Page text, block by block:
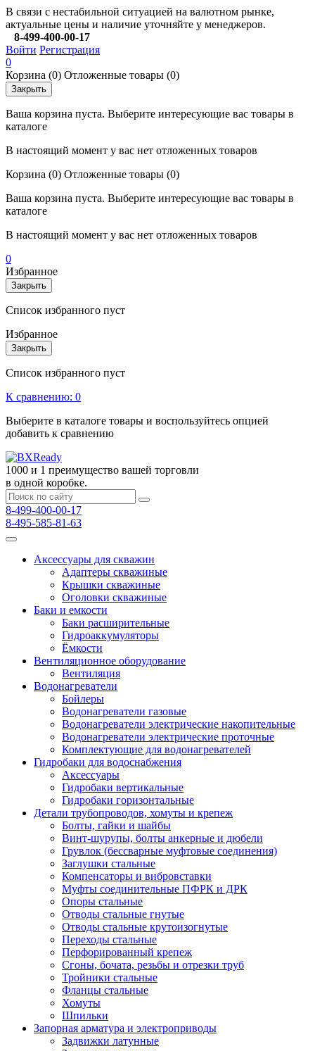
В связи с нестабильной ситуацией на валютном рынке,
актуальные цены и наличие уточняйте у менеджеров.
8-499-400-00-17
Войти Регистрация
0
Корзина (0) Отложенные товары (0)
Закрыть
Ваша корзина пуста. Выберите интересующие вас товары в
каталоге
В настоящий момент у вас нет отложенных товаров
Корзина (0) Отложенные товары (0)
Ваша корзина пуста. Выберите интересующие вас товары в
каталоге
В настоящий момент у вас нет отложенных товаров
0
Избранное
Закрыть
Список избранного пуст
Избранное
Закрыть
Список избранного пуст
К сравнению: 0
Выберите в каталоге товары и воспользуйтесь опцией
добавить к сравнению
1000 и 1 преимущество вашей торговли
в одной коробке.
8-499-400-00-17
8-495-585-81-63
Аксессуары для скважин
Адаптеры скважиные
Крышки скважиные
Оголовки скважиные
Баки и емкости
Баки расширительные
Гидроаккумуляторы
Ёмкости
Вентиляционное оборудование
Вентиляция
Водонагреватели
Бойлеры
Водонагреватели газовые
Водонагреватели электрические накопительные
Водонагреватели электрические проточные
Комплектующие для водонагревателей
Гидробаки для водоснабжения
Аксессуары
Гидробаки вертикальные
Гидробаки горизонтальные
Детали трубопроводов, хомуты и крепеж
Болты, гайки и шайбы
Винт-шурупы, болты анкерные и дюбели
Грувлок (бессварные муфтовые соединения)
Заглушки стальные
Компенсаторы и вибровставки
Муфты соединительные ПФРК и ДРК
Опоры стальные
Отводы стальные гнутые
Отводы стальные крутоизогнутые
Переходы стальные
Перфорированный крепеж
Сгоны, бочата, резьбы и отрезки труб
Тройники стальные
Фланцы стальные
Хомуты
Шпильки
Запорная арматура и электроприводы
Задвижки латунные